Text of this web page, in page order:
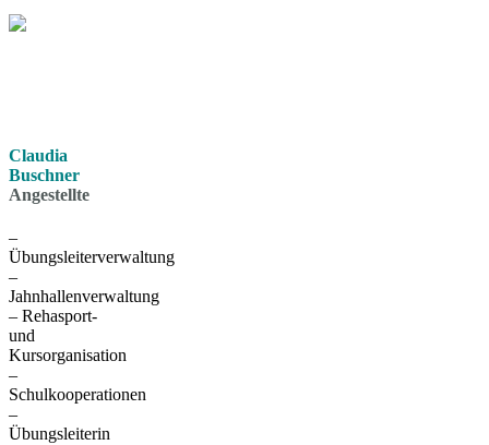
Claudia
Buschner
Angestellte
–
Übungsleiterverwaltung
–
Jahnhallenverwaltung
– Rehasport-
und
Kursorganisation
–
Schulkooperationen
–
Übungsleiterin